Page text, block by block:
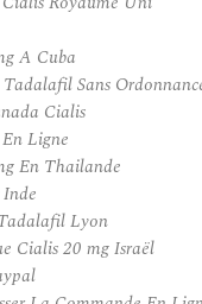
A Cuba
Sans
Cialis
Ligne
En Thailande
Lyon
Cialis 20 mg Israël